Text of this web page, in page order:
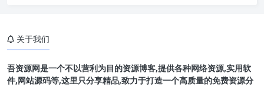
关于我们
吾资源网是一个不以营利为目的资源博客,提供各种网络资源,实用软
件,网站源码等,这里只分享精品,致力于打造一个高质量的免费资源分